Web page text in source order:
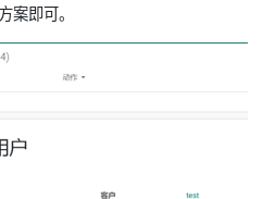
案即可。